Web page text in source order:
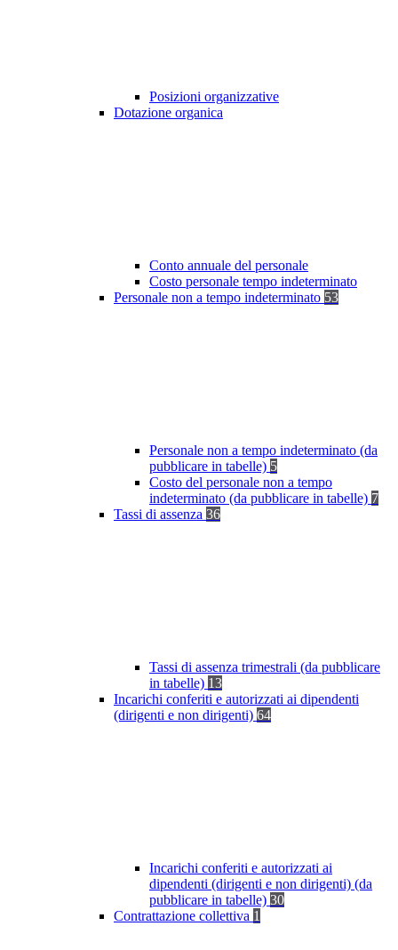
Posizioni organizzative
Dotazione organica
Conto annuale del personale
Costo personale tempo indeterminato
Personale non a tempo indeterminato 53
Personale non a tempo indeterminato (da
pubblicare in tabelle) 5
Costo del personale non a tempo
indeterminato (da pubblicare in tabelle) 7
Tassi di assenza 36
Tassi di assenza trimestrali (da pubblicare
in tabelle) 13
Incarichi conferiti e autorizzati ai dipendenti
(dirigenti e non dirigenti) 64
Incarichi conferiti e autorizzati ai
dipendenti (dirigenti e non dirigenti) (da
pubblicare in tabelle) 30
Contrattazione collettiva 1